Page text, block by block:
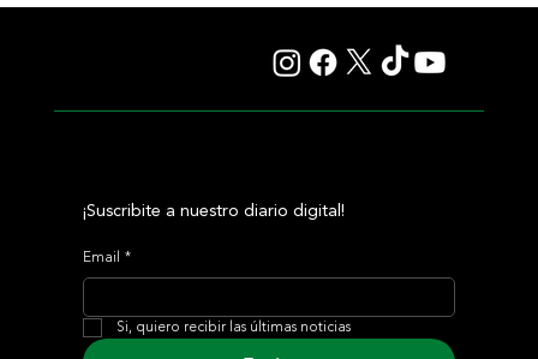
¡Suscribite a nuestro diario digital!
Email *
Si, quiero recibir las últimas noticias